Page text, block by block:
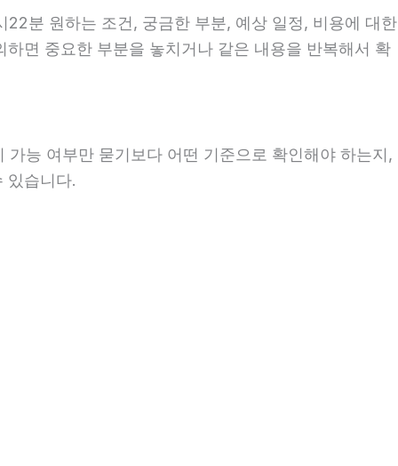
분 원하는 조건, 궁금한 부분, 예상 일정, 비용에 대한
면 중요한 부분을 놓치거나 같은 내용을 반복해서 확
능 여부만 묻기보다 어떤 기준으로 확인해야 하는지,
있습니다.